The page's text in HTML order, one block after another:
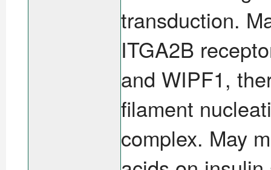
transduction.
ITGA2B
and WIPF1,
filament
complex. May